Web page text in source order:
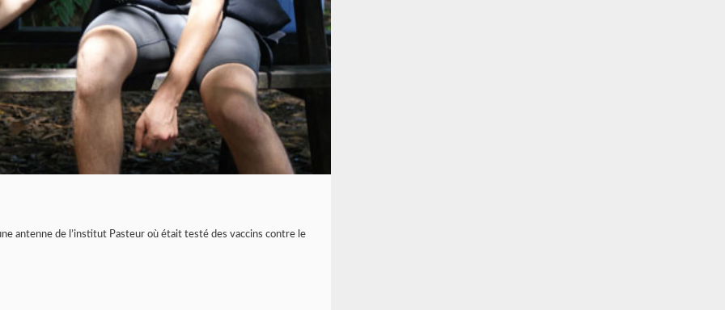
antenne de l’institut Pasteur où était testé des vaccins contre le